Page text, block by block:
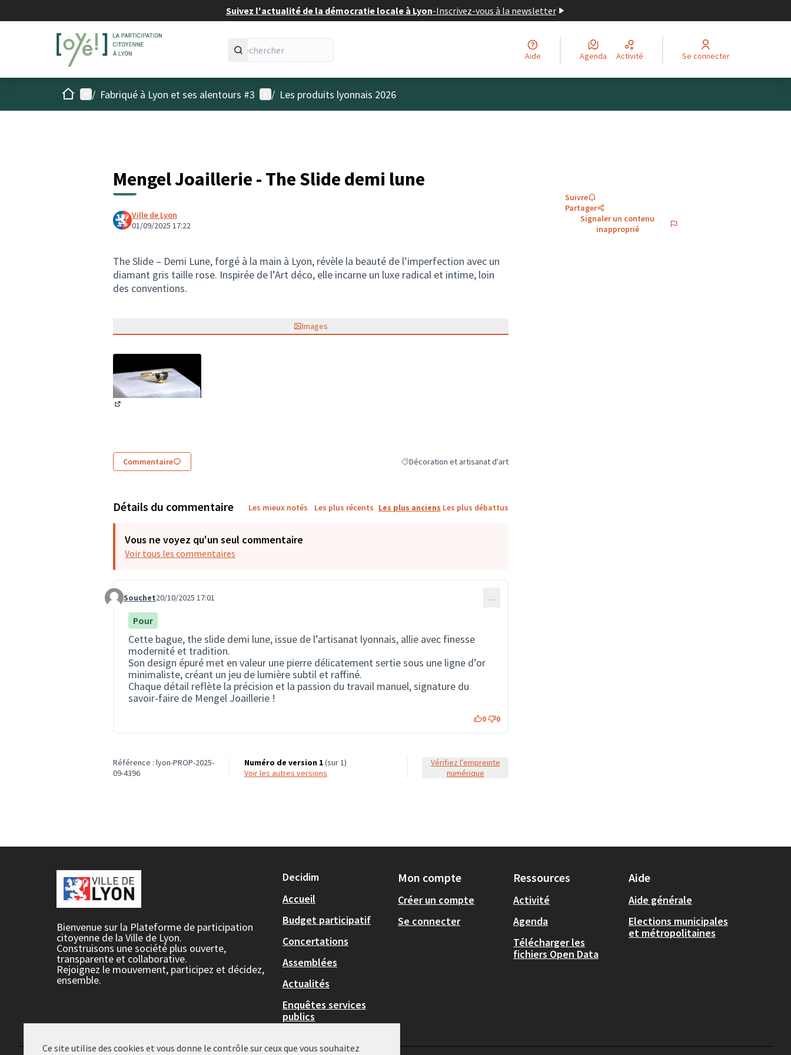
Suivez l'actualité de la démocratie locale à Lyon-Inscrivez-vous à la newsletter
Aide Agenda Activité Se connecter
AccueilMenu principal
/ Fabriqué à Lyon et ses alentours #3 Menu utilisateur
/ Les produits lyonnais 2026
Mengel Joaillerie - The Slide demi lune
Ville de Lyon
01/09/2025 17:22
The Slide – Demi Lune, forgé à la main à Lyon, révèle la beauté de l’imperfection avec un
diamant gris taille rose. Inspirée de l’Art déco, elle incarne un luxe radical et intime, loin
des conventions.
Images
Commentaire Filtrer les résultats de la catégorie : Décoration et artisanat d'art
Décoration et artisanat d'art
Suivre
Partager
Signaler un contenu
inapproprié
Détails du commentaire Les mieux notés Les plus récents Les plus anciens Les plus débattus
Vous ne voyez qu'un seul commentaire
Voir tous les commentaires
Commentaire 3922
Souchet20/10/2025 17:01 …
Pour
Cette bague, the slide demi lune, issue de l’artisanat lyonnais, allie avec finesse
modernité et tradition.
Son design épuré met en valeur une pierre délicatement sertie sous une ligne d’or
minimaliste, créant un jeu de lumière subtil et raffiné.
Chaque détail reflète la précision et la passion du travail manuel, signature du
savoir-faire de Mengel Joaillerie !
0 0
Référence : lyon-PROP-2025-
09-4396
Numéro de version 1(sur 1)
voir les autres versions
Vérifiez l'empreinte
numérique
Bienvenue sur la Plateforme de participation
citoyenne de la Ville de Lyon.
Construisons une société plus ouverte,
transparente et collaborative.
Rejoignez le mouvement, participez et décidez,
ensemble.
Decidim
Accueil
Budget participatif
Concertations
Assemblées
Actualités
Enquêtes services
publics
Mon compte
Créer un compte
Se connecter
Ressources
Activité
Agenda
Télécharger les
fichiers Open Data
Aide
Aide générale
Elections municipales
et métropolitaines
Ce site utilise des cookies et vous donne le contrôle sur ceux que vous souhaitez